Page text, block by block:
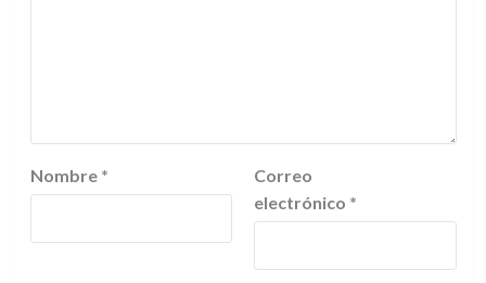
Nombre *
Correo
electrónico *